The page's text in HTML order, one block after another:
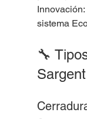
sistema
🔧
Sargent